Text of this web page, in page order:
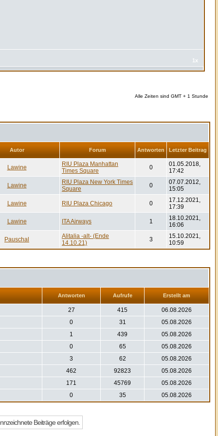
1x
Alle Zeiten sind GMT + 1 Stunde
Autor Forum Antworten Letzter Beitrag
Lawine
RIU Plaza Manhattan
Times Square
0
01.05.2018,
17:42
Lawine
RIU Plaza New York Times
Square
0
07.07.2012,
15:05
Lawine RIU Plaza Chicago 0
17.12.2021,
17:39
Lawine ITA Airways 1
18.10.2021,
16:06
Pauschal
Alitalia -alt- (Ende
14.10.21)
3
15.10.2021,
10:59
Antworten Aufrufe Erstellt am
27 415
06.08.2026
0
31
05.08.2026
1
439
05.08.2026
0
65
05.08.2026
3
62
05.08.2026
462
92823
05.08.2026
171
45769
05.08.2026
0
35 05.08.2026